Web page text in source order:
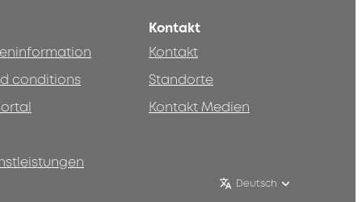
conditions
Kontakt
Kontakt
Standorte
Kontakt Medien
Deutsch